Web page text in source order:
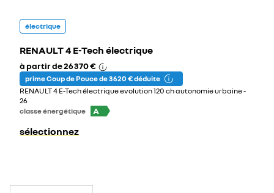
électrique
RENAULT 4 E-Tech électrique
à partir de26 370 €
prime Coup de Pouce de 3 620 € déduite
RENAULT 4 E-Tech électrique evolution 120 ch autonomie urbaine -
26
classe énergétique
A
sélectionnez